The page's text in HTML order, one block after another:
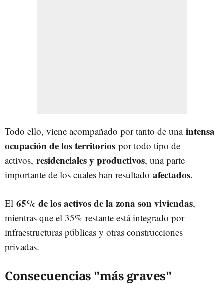
Todo ello, viene acompañado por tanto de unaintensa
ocupación de los territorios por todo tipo de
activos, residenciales y productivos, una parte
importante de los cuales han resultado afectados.
El 65% de los activos de la zona son viviendas,
mientras que el 35% restante está integrado por
infraestructuras públicas y otras construcciones
privadas.
Consecuencias "más graves"